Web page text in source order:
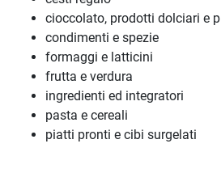
cioccolato, prodotti dolciari e
condimenti e spezie
formaggi e latticini
frutta e verdura
ingredienti ed integratori
pasta e cereali
piatti pronti e cibi surgelati